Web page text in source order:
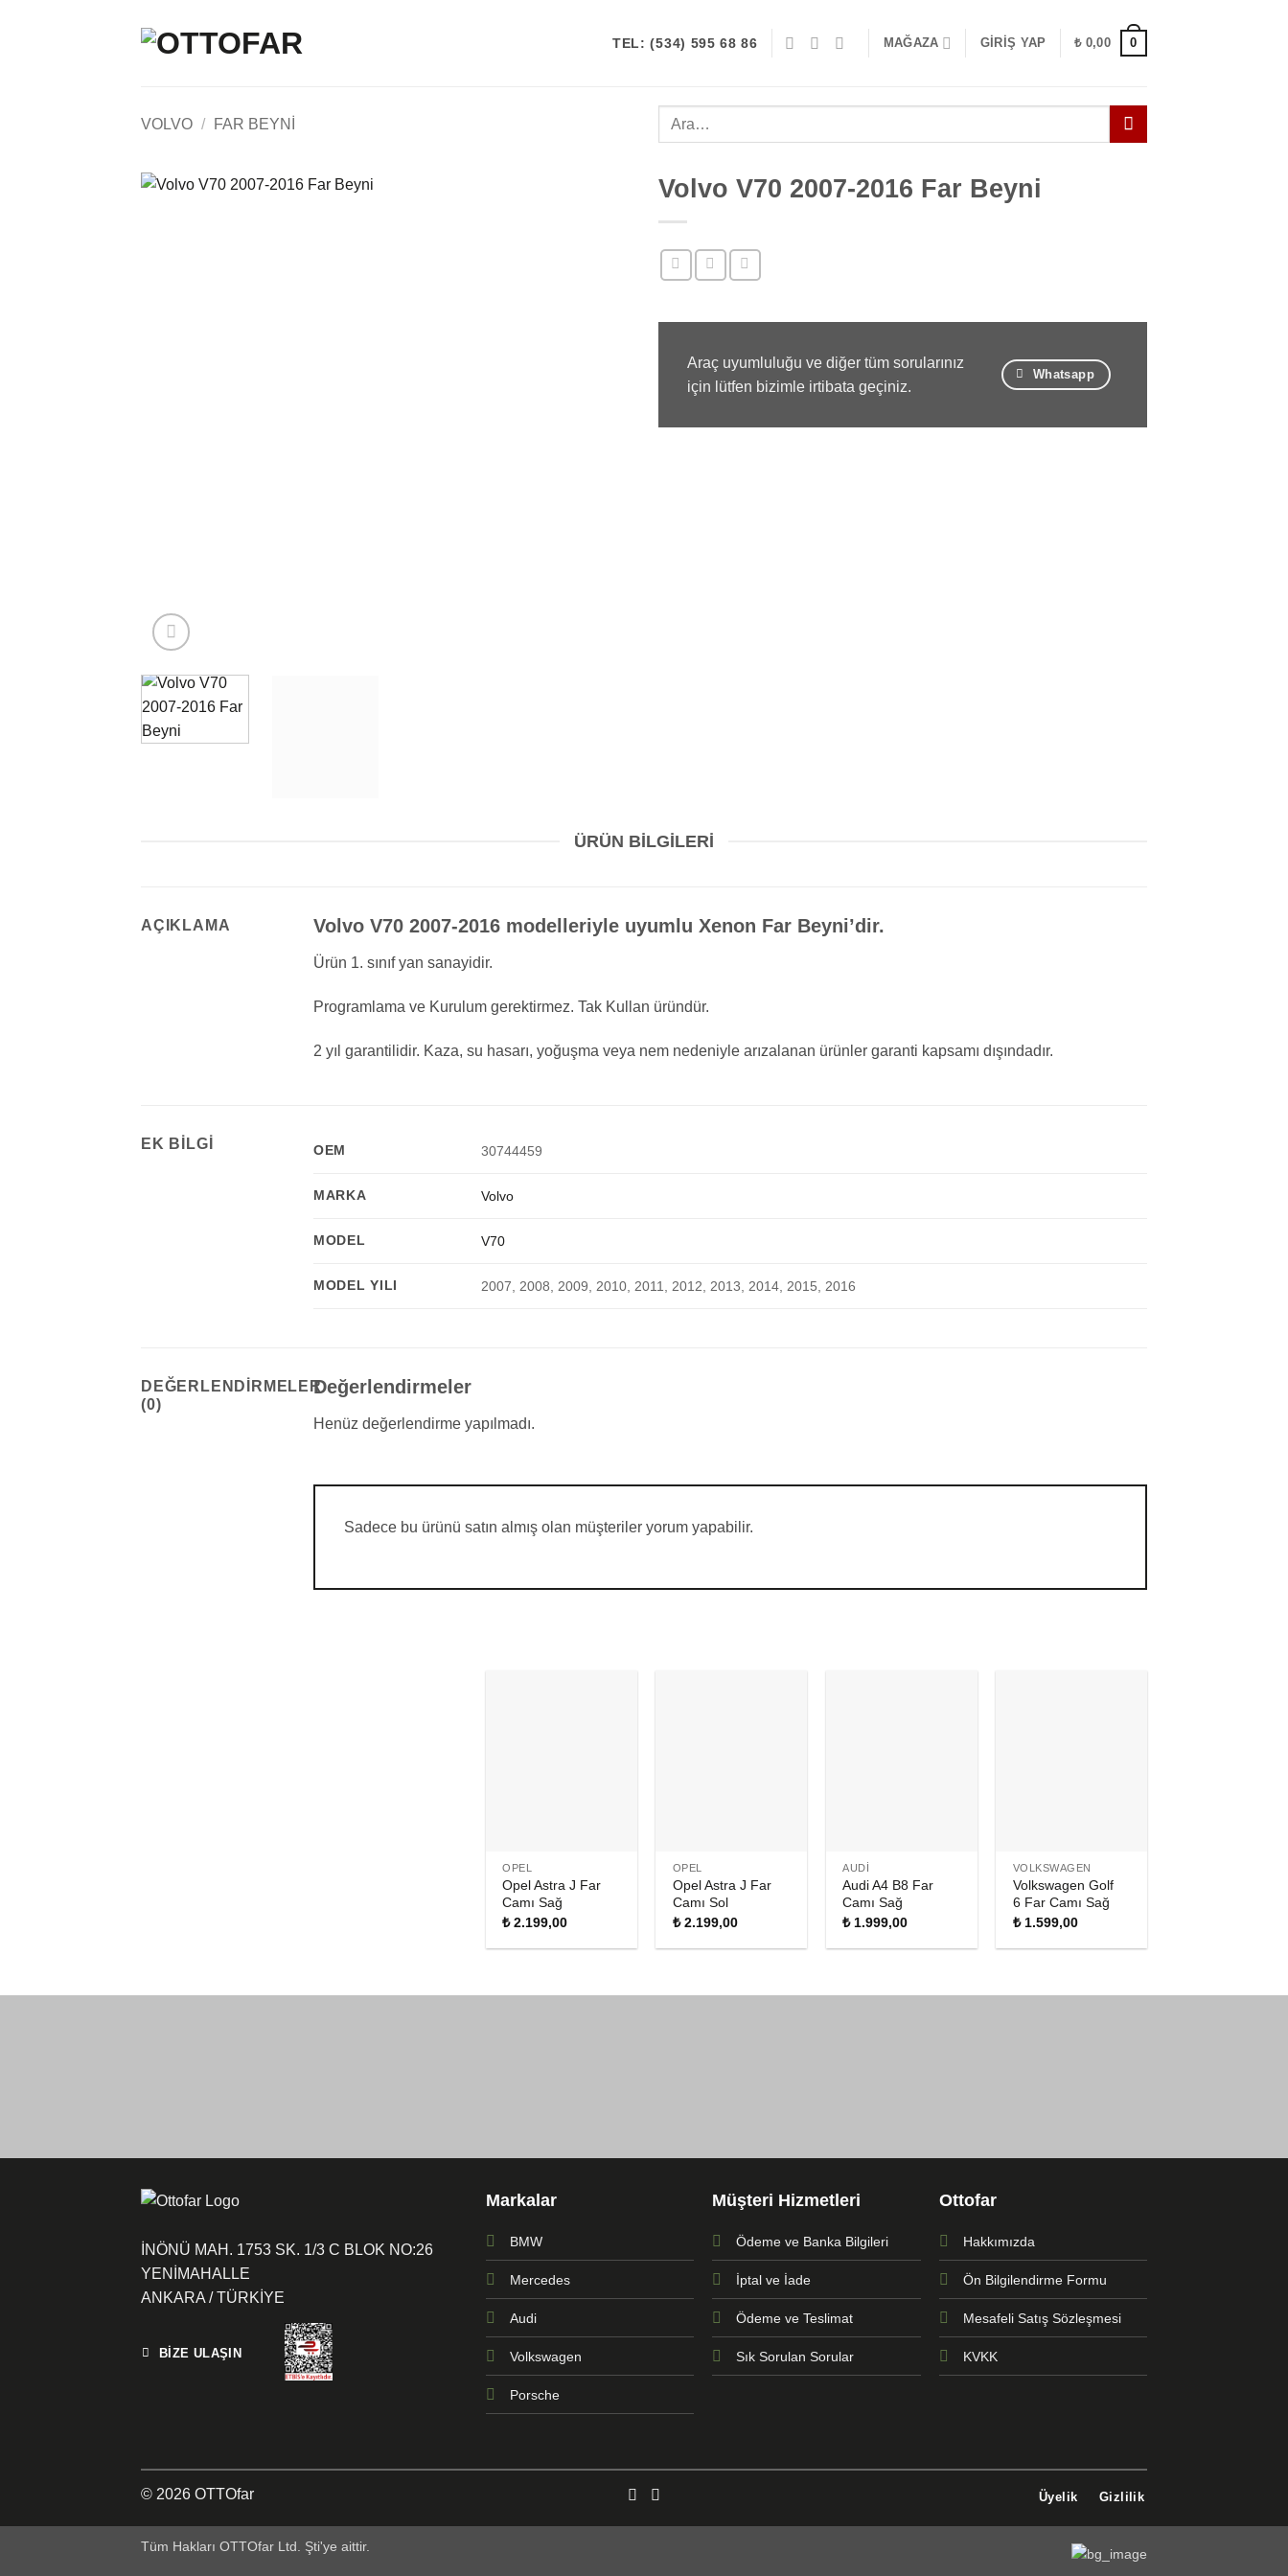
TEL: (534) 595 68 86 MAĞAZA GIRIŞ YAP ₺0,00 0
VOLVO / FAR BEYNI
Ara:
Volvo V70 2007-2016 Far Beyni
Araç uyumluluğu ve diğer tüm sorularınız
için lütfen bizimle irtibata geçiniz.
Whatsapp
ÜRÜN BILGILERI
AÇIKLAMA Volvo V70 2007-2016 modelleriyle uyumlu Xenon Far Beyni’dir.
Ürün 1. sınıf yan sanayidir.
Programlama ve Kurulum gerektirmez. Tak Kullan üründür.
2 yıl garantilidir. Kaza, su hasarı, yoğuşma veya nem nedeniyle arızalanan ürünler garanti kapsamı dışındadır.
EK BILGI OEM 30744459
MARKA Volvo
MODEL V70
MODEL YILI 2007, 2008, 2009, 2010, 2011, 2012, 2013, 2014, 2015, 2016
DEĞERLENDIRMELER
(0)
Değerlendirmeler
Henüz değerlendirme yapılmadı.
Sadece bu ürünü satın almış olan müşteriler yorum yapabilir.
OPEL
Opel Astra J Far
Camı Sağ
₺2.199,00
OPEL
Opel Astra J Far
Camı Sol
₺2.199,00
AUDI
Audi A4 B8 Far
Camı Sağ
₺1.999,00
VOLKSWAGEN
Volkswagen Golf
6 Far Camı Sağ
₺1.599,00
İNÖNÜ MAH. 1753 SK. 1/3 C BLOK NO:26
YENİMAHALLE
ANKARA / TÜRKİYE
BİZE ULAŞIN
Markalar
BMW
Mercedes
Audi
Volkswagen
Porsche
Müşteri Hizmetleri
Ödeme ve Banka Bilgileri
İptal ve İade
Ödeme ve Teslimat
Sık Sorulan Sorular
Ottofar
Hakkımızda
Ön Bilgilendirme Formu
Mesafeli Satış Sözleşmesi
KVKK
© 2026 OTTOfar Üyelik Gizlilik
Tüm Hakları OTTOfar Ltd. Şti'ye aittir.